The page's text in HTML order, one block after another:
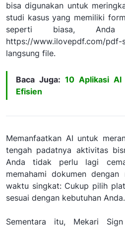
bisa digunakan untuk
studi kasus yang memiliki
seperti biasa, Anda
https://www.ilovepdf.com/
langsung file.
Baca Juga: 10 Aplikasi AI
Efisien
Memanfaatkan AI untuk
tengah padatnya aktivitas
Anda tidak perlu lagi
memahami dokumen dengan
waktu singkat: Cukup pilih
sesuai dengan kebutuhan Anda.
Sementara itu, Mekari